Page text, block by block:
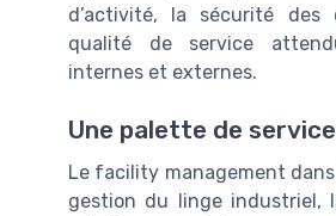
d’activité, la sécurité des
qualité de service
internes et externes.
Une palette de
Le facility management
gestion du linge industriel,